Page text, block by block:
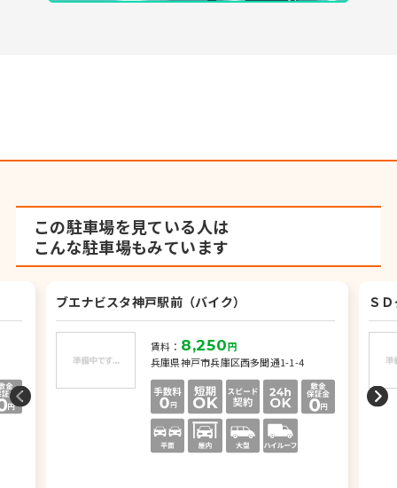
この駐車場を見ている人は
こんな駐車場もみています
ブエナビスタ神戸駅前（バイク）
賃料： 8,250円
兵庫県神戸市兵庫区西多聞通1-1-4
Ｓ